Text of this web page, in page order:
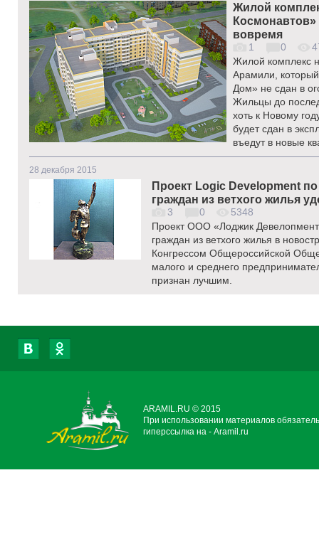
Жилой
вовремя
1 0
Жилой комплекс
Арамили,
Дом» не сдан в
Жильцы до
хоть к Новому
будет сдан в
въедут в новые
28 декабря 2015
Проект Logic Development
граждан из ветхого жилья
3 0
5348
Проект ООО «Лоджик
граждан из ветхого жилья в
Конгрессом Общероссийской
малого и среднего
признан лучшим.
ARAMIL.RU © 2015
При использовании материалов
гиперссылка на - Aramil.ru